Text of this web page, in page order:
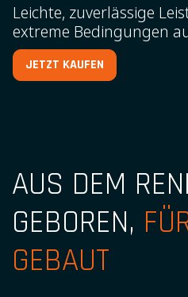
Leichte, zuverlässige
extreme Bedingungen
JETZT KAUFEN
AUS DEM
GEBOREN,
GEBAUT